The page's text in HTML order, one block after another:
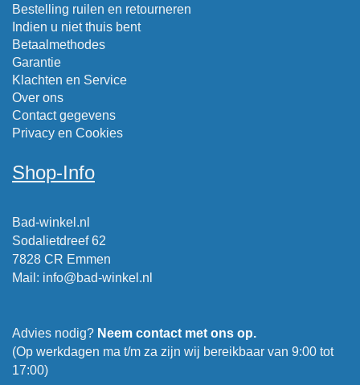
Bestelling ruilen en retourneren
Indien u niet thuis bent
Betaalmethodes
Garantie
Klachten en Service
Over ons
Contact gegevens
Privacy en Cookies
Shop-Info
Bad-winkel.nl
Sodalietdreef 62
7828 CR Emmen
Mail : info@bad-winkel.nl
Advies nodig? Neem contact met ons op.
(Op werkdagen ma t/m za zijn wij bereikbaar van 9:00 tot
17:00)